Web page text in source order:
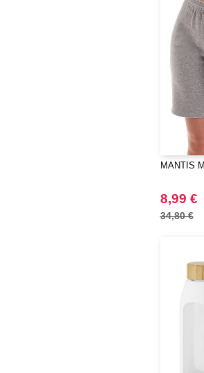
MANTIS
8,99 €
34,80 €